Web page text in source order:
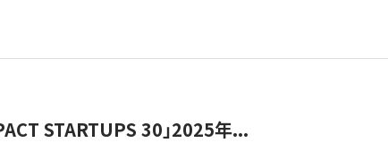
STARTUPS 30」2025年...